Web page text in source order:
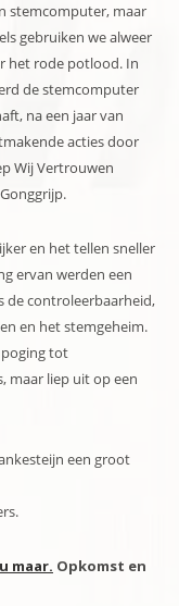
stemcomputer, maar
gebruiken we alweer
het rode potlood. In
de stemcomputer
na een jaar van
acties door
Wij Vertrouwen
en het tellen sneller
ervan werden een
de controleerbaarheid,
en het stemgeheim.
tot
maar liep uit op een
een groot
maar. Opkomst en